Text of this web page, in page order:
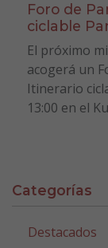
Foro de
ciclable
El próximo
acogerá un
Itinerario
13:00 en el
Categorías
Destacados